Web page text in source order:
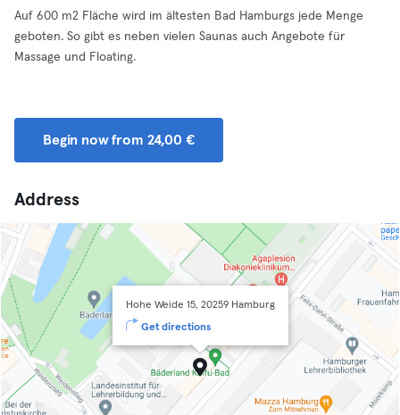
Auf 600 m2 Fläche wird im ältesten Bad Hamburgs jede Menge
geboten. So gibt es neben vielen Saunas auch Angebote für
Massage und Floating.
Begin now from 24,00 €
Address
Hohe Weide 15, 20259 Hamburg
Get directions